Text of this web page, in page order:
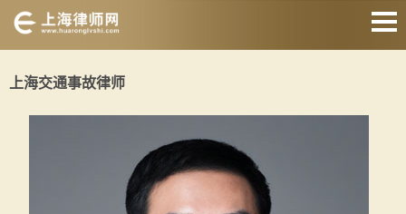
房产纠纷律师
合同纠纷律师
上海交通事故律师